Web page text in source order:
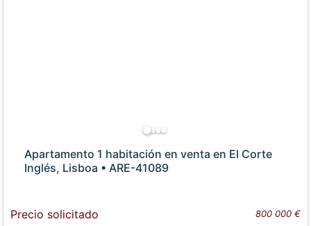
Apartamento 1 habitación en venta en El Corte
Inglés, Lisboa • ARE-41089
Precio solicitado 800 000 €